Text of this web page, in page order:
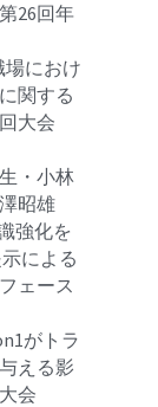
26回年
場におけ
関する
大会
・小林
昭雄
強化を
による
ェース
がトラ
える影
会